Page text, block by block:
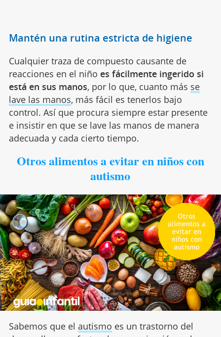
Mantén una rutina estricta de higiene
Cualquier traza de compuesto causante de
reacciones en el niño es fácilmente ingerido si
está en sus manos, por lo que, cuanto más se
lave las manos, más fácil es tenerlos bajo
control. Así que procura siempre estar presente
e insistir en que se lave las manos de manera
adecuada y cada cierto tiempo.
Otros alimentos a evitar en niños con
autismo
Sabemos que el autismo es un trastorno del